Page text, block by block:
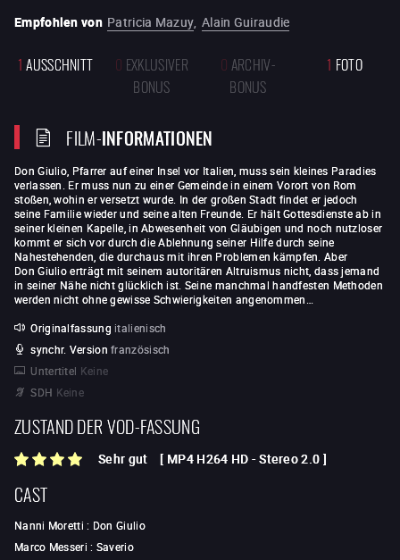
Empfohlen von Patricia Mazuy, Alain Guiraudie
1 AUSSCHNITT 0 EXKLUSIVER
BONUS
0 ARCHIV-
BONUS
1 FOTO
FILM-INFORMATIONEN
Don Giulio, Pfarrer auf einer Insel vor Italien, muss sein kleines Paradies
verlassen. Er muss nun zu einer Gemeinde in einem Vorort von Rom
stoßen, wohin er versetzt wurde. In der großen Stadt findet er jedoch
seine Familie wieder und seine alten Freunde. Er hält Gottesdienste ab in
seiner kleinen Kapelle, in Abwesenheit von Gläubigen und noch nutzloser
kommt er sich vor durch die Ablehnung seiner Hilfe durch seine
Nahestehenden, die durchaus mit ihren Problemen kämpfen. Aber
Don Giulio erträgt mit seinem autoritären Altruismus nicht, dass jemand
in seiner Nähe nicht glücklich ist. Seine manchmal handfesten Methoden
werden nicht ohne gewisse Schwierigkeiten angenommen…
Originalfassung italienisch
synchr. Version französisch
Untertitel Keine
SDH Keine
ZUSTAND DER VOD-FASSUNG
Sehr gut [ MP4 H264 HD -Stereo 2.0 ]
CAST
Nanni Moretti : Don Giulio
Marco Messeri : Saverio